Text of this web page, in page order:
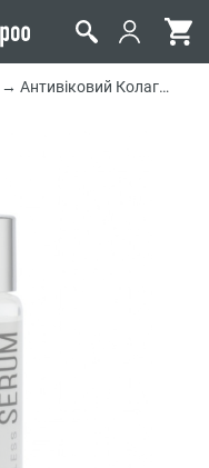
Антивіковий Колагеновий Концентрат Instytutum Super Serum